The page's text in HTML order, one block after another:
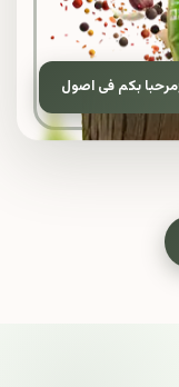
مرحبا بكم فى اصول